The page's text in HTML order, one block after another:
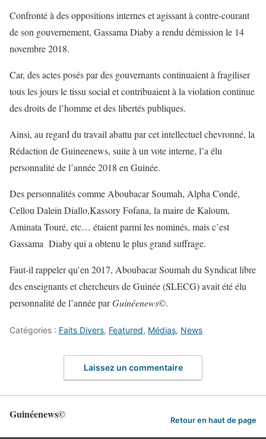
Confronté à des oppositions internes et agissant à contre-courant
de son gouvernement, Gassama Diaby a rendu démission le 14
novembre 2018.
Car, des actes posés par des gouvernants continuaient à fragiliser
tous les jours le tissu social et contribuaient à la violation continue
des droits de l’homme et des libertés publiques.
Ainsi, au regard du travail abattu par cet intellectuel chevronné, la
Rédaction de Guineenews, suite à un vote interne, l’a élu
personnalité de l’année 2018 en Guinée.
Des personnalités comme Aboubacar Soumah, Alpha Condé,
Cellou Dalein Diallo,Kassory Fofana, la maire de Kaloum,
Aminata Touré, etc… étaient parmi les nominés, mais c’est
Gassama Diaby qui a obtenu le plus grand suffrage.
Faut-il rappeler qu’en 2017, Aboubacar Soumah du Syndicat libre
des enseignants et chercheurs de Guinée (SLECG) avait été élu
personnalité de l’année parGuinéenews©.
Catégories : Faits Divers, Featured, Médias, News
Laissez un commentaire
Guinéenews© Retour en haut de page